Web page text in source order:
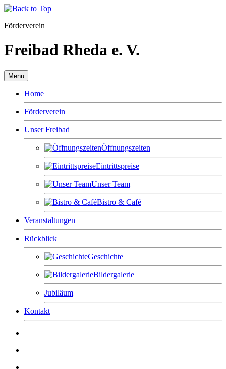
Förderverein
Freibad Rheda e. V.
Menu
Home
Förderverein
Unser Freibad
Öffnungszeiten
Eintrittspreise
Unser Team
Bistro & Café
Veranstaltungen
Rückblick
Geschichte
Bildergalerie
Jubiläum
Kontakt